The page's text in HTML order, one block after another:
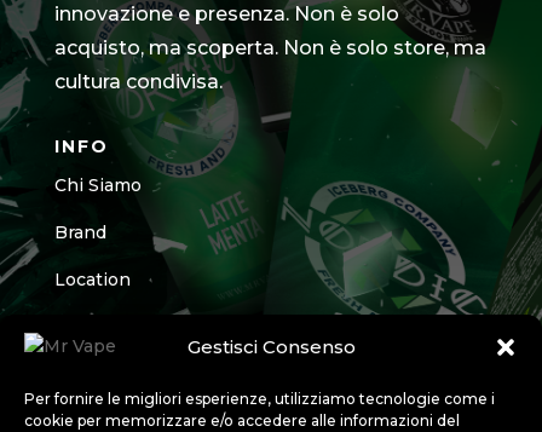
Gestisci Consenso
Per fornire le migliori esperienze, utilizziamo tecnologie come i
cookie per memorizzare e/o accedere alle informazioni del
innovazione e presenza. Non è solo
acquisto, ma scoperta. Non è solo store, ma
cultura condivisa.
INFO
Chi Siamo
Brand
Location
CONTATTI